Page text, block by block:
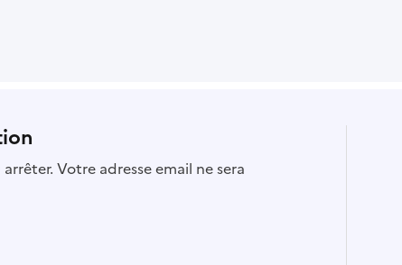
Votre adresse email ne sera